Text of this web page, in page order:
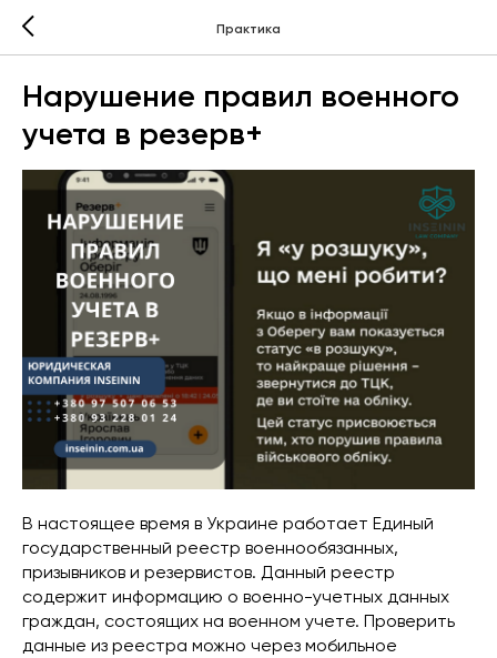
Практика
Нарушение правил военного
учета в резерв+
В настоящее время в Украине работает Единый
государственный реестр военнообязанных,
призывников и резервистов. Данный реестр
содержит информацию о военно-учетных данных
граждан, состоящих на военном учете. Проверить
данные из реестра можно через мобильное